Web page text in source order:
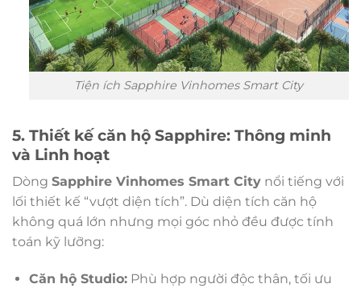
Tiện ích Sapphire Vinhomes Smart City
5. Thiết kế căn hộ Sapphire: Thông minh
và Linh hoạt
Dòng Sapphire Vinhomes Smart City nổi tiếng với
lối thiết kế “vượt diện tích”. Dù diện tích căn hộ
không quá lớn nhưng mọi góc nhỏ đều được tính
toán kỹ lưỡng:
Căn hộ Studio:Phù hợp người độc thân, tối ưu